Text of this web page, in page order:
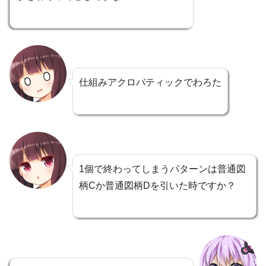
仕組みアクロバティックでわろた
1個で終わってしまうパターンは普通図
柄Cか普通図柄Dを引いた時ですか？